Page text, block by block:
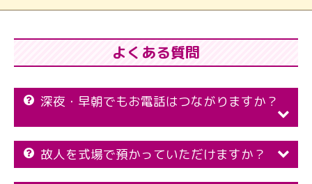
よくある質問
深夜・早朝でもお電話はつながりますか？
故人を式場で預かっていただけますか？